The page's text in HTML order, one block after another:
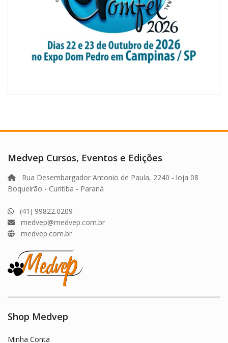
Medvep Cursos, Eventos e Edições
Rua Desembargador Antonio de Paula, 2240 - loja 08
Boqueirão - Curitiba - Paraná
(41) 99822.0209
medvep@medvep.com.br
medvep.com.br
Shop Medvep
Minha Conta